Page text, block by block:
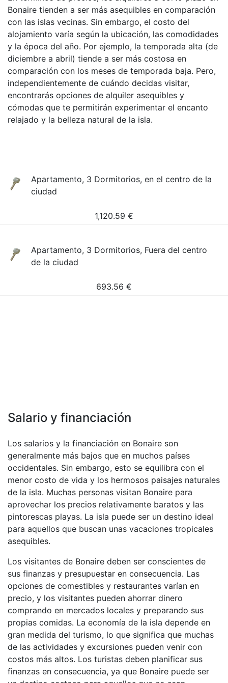
Bonaire tienden a ser más asequibles en comparación
con las islas vecinas. Sin embargo, el costo del
alojamiento varía según la ubicación, las comodidades
y la época del año. Por ejemplo, la temporada alta (de
diciembre a abril) tiende a ser más costosa en
comparación con los meses de temporada baja. Pero,
independientemente de cuándo decidas visitar,
encontrarás opciones de alquiler asequibles y
cómodas que te permitirán experimentar el encanto
relajado y la belleza natural de la isla.
Apartamento, 3 Dormitorios, en el centro de la
ciudad
1,120.59 €
Apartamento, 3 Dormitorios, Fuera del centro
de la ciudad
693.56 €
Salario y financiación
Los salarios y la financiación en Bonaire son
generalmente más bajos que en muchos países
occidentales. Sin embargo, esto se equilibra con el
menor costo de vida y los hermosos paisajes naturales
de la isla. Muchas personas visitan Bonaire para
aprovechar los precios relativamente baratos y las
pintorescas playas. La isla puede ser un destino ideal
para aquellos que buscan unas vacaciones tropicales
asequibles.
Los visitantes de Bonaire deben ser conscientes de
sus finanzas y presupuestar en consecuencia. Las
opciones de comestibles y restaurantes varían en
precio, y los visitantes pueden ahorrar dinero
comprando en mercados locales y preparando sus
propias comidas. La economía de la isla depende en
gran medida del turismo, lo que significa que muchas
de las actividades y excursiones pueden venir con
costos más altos. Los turistas deben planificar sus
finanzas en consecuencia, ya que Bonaire puede ser